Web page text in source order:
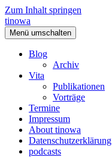
Zum Inhalt springen
tinowa
Menü umschalten
Blog
Archiv
Vita
Publikationen
Vorträge
Termine
Impressum
About tinowa
Datenschutzerklärung
podcasts